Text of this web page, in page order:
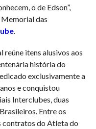
o de Edson”,
das
.
reúne itens alusivos aos
história do
exclusivamente a
e conquistou
Interclubes, duas
Entre os
contratos do Atleta do